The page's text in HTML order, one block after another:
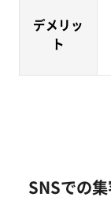
デメリッ
ト
SNSでの